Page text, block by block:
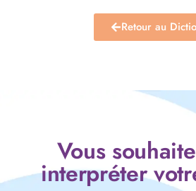
Retour au
Vous
interpréter